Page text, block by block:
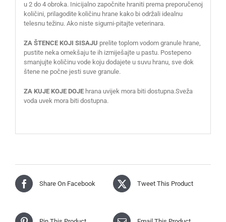
u 2 do 4 obroka. Inicijalno započnite hraniti prema preporučenoj
količini, prilagodite količinu hrane kako bi održali idealnu
telesnu težinu. Ako niste sigurni-pitajte veterinara.
ZA ŠTENCE KOJI SISAJU prelite toplom vodom granule hrane,
pustite neka omekšaju te ih izmiješajte u pastu. Postepeno
smanjujte količinu vode koju dodajete u suvu hranu, sve dok
štene ne počne jesti suve granule.
ZA KUJE KOJE DOJEhrana uvijek mora biti dostupna.Sveža
voda uvek mora biti dostupna.
Share On Facebook Tweet This Product